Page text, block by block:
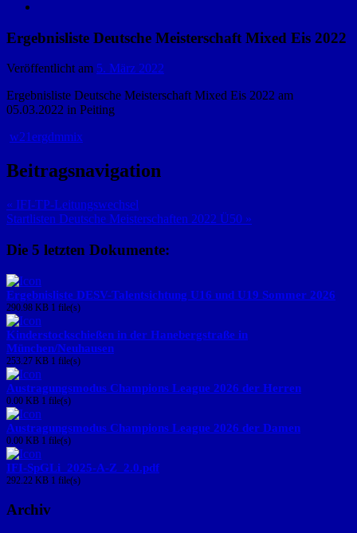
Ergebnisliste Deutsche Meisterschaft Mixed Eis 2022
Veröffentlicht am 5. März 2022
Ergebnisliste Deutsche Meisterschaft Mixed Eis 2022 am
05.03.2022 in Peiting
w21ergdmmix
Beitragsnavigation
« IFI-TP-Leitungswechsel
Startlisten Deutsche Meisterschaften 2022 Ü50 »
Die 5 letzten Dokumente:
Ergebnisliste DESV-Talentsichtung U16 und U19 Sommer 2026
290.98 KB 1 file(s)
Kinderstockschießen in der Hanebergstraße in
München/Neuhausen
253.27 KB 1 file(s)
Austragungsmodus Champions League 2026 der Herren
0.00 KB 1 file(s)
Austragungsmodus Champions League 2026 der Damen
0.00 KB 1 file(s)
IFI-SpGLi_2025-A-Z_2.0.pdf
292.22 KB 1 file(s)
Archiv